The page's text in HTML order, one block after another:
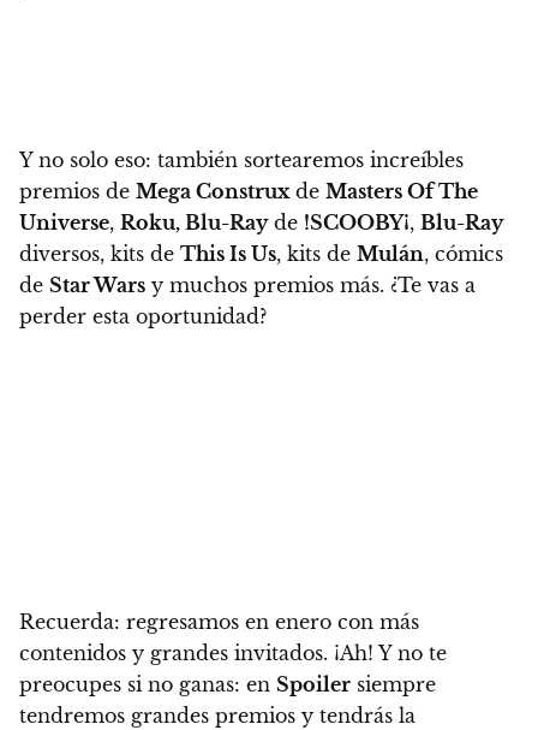
Y no solo eso: también sortearemos increíbles
premios de Mega Construxde Masters Of The
Universe, Roku, Blu-Rayde !SCOOBY¡, Blu-Ray
diversos, kits de This Is Us, kits de Mulán, cómics
de Star Wars y muchos premios más. ¿Te vas a
perder esta oportunidad?
Recuerda: regresamos en enero con más
contenidos y grandes invitados. ¡Ah! Y no te
preocupes si no ganas: en Spoiler siempre
tendremos grandes premios y tendrás la